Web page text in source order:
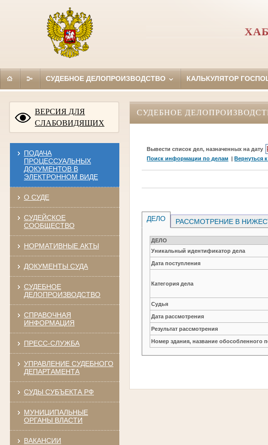
СУДЕБНОЕ ДЕЛОПРОИЗВОДСТВО КАЛЬКУЛЯТОР
ВЕРСИЯ ДЛЯ
СЛАБОВИДЯЩИХ
ПОДАЧА
ПРОЦЕССУАЛЬНЫХ
ДОКУМЕНТОВ В
ЭЛЕКТРОННОМ ВИДЕ
О СУДЕ
СУДЕЙСКОЕ
СООБЩЕСТВО
НОРМАТИВНЫЕ АКТЫ
ДОКУМЕНТЫ СУДА
СУДЕБНОЕ
ДЕЛОПРОИЗВОДСТВО
СПРАВОЧНАЯ
ИНФОРМАЦИЯ
ПРЕСС-СЛУЖБА
УПРАВЛЕНИЕ СУДЕБНОГО
ДЕПАРТАМЕНТА
СУДЫ СУБЪЕКТА РФ
МУНИЦИПАЛЬНЫЕ
ОРГАНЫ ВЛАСТИ
ВАКАНСИИ
СУДЕБНОЕ
Вывести список дел, назначенных на дату
Поиск информации по делам |Вернуться
ДЕЛО РАССМОТРЕНИЕ В
ДЕЛО
Уникальный идентификатор дела
Дата поступления
Категория дела
Судья
Дата рассмотрения
Результат рассмотрения
Номер здания, название обособленного